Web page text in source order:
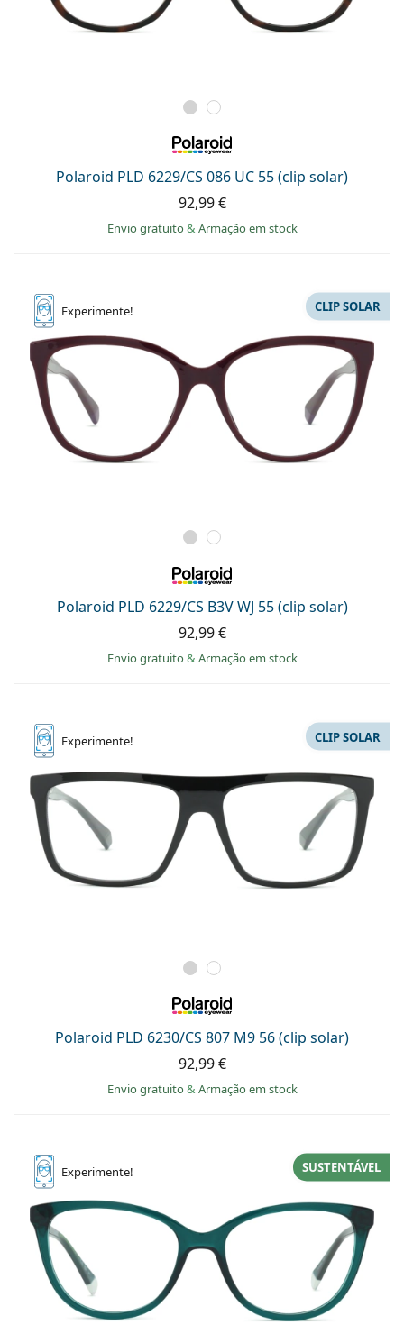
Polaroid PLD 6229/CS 086 UC 55 (clip solar)
92,99 €
Envio gratuito& Armação em stock
Experimente!
Polaroid PLD 6229/CS B3V WJ 55 (clip solar)
CLIP SOLAR
92,99 €
Envio gratuito& Armação em stock
Experimente!
Polaroid PLD 6230/CS 807 M9 56 (clip solar)
CLIP SOLAR
92,99 €
Envio gratuito& Armação em stock
Experimente! SUSTENTÁVEL